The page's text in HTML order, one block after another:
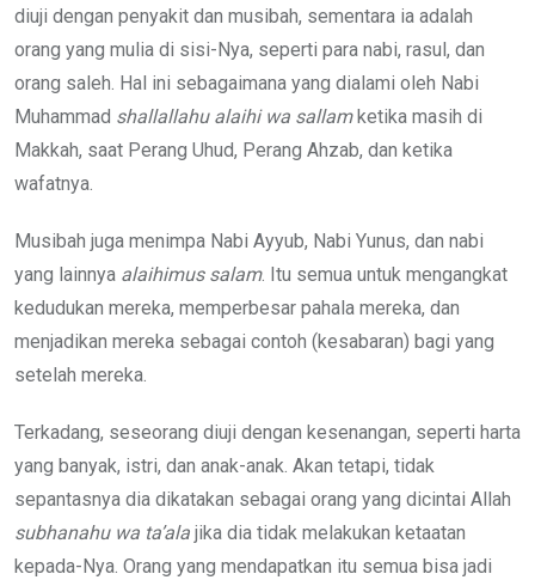
diuji dengan penyakit dan musibah, sementara ia adalah
orang yang mulia di sisi-Nya, seperti para nabi, rasul, dan
orang saleh. Hal ini sebagaimana yang dialami oleh Nabi
Muhammad shallallahu alaihi wa sallam ketika masih di
Makkah, saat Perang Uhud, Perang Ahzab, dan ketika
wafatnya.
Musibah juga menimpa Nabi Ayyub, Nabi Yunus, dan nabi
yang lainnya alaihimus salam. Itu semua untuk mengangkat
kedudukan mereka, memperbesar pahala mereka, dan
menjadikan mereka sebagai contoh (kesabaran) bagi yang
setelah mereka.
Terkadang, seseorang diuji dengan kesenangan, seperti harta
yang banyak, istri, dan anak-anak. Akan tetapi, tidak
sepantasnya dia dikatakan sebagai orang yang dicintai Allah
subhanahu wa ta’ala jika dia tidak melakukan ketaatan
kepada-Nya. Orang yang mendapatkan itu semua bisa jadi